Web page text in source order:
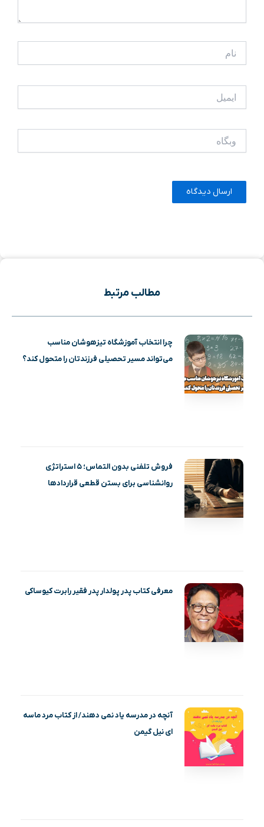
مطالب مرتبط
چرا انتخاب آموزشگاه تیزهوشان مناسب
می‌تواند مسیر تحصیلی فرزندتان را متحول کند؟
فروش تلفنی بدون التماس؛ ۵ استراتژی
روانشناسی برای بستن قطعی قراردادها
معرفی کتاب پدر پولدار پدر فقیر رابرت کیوساکی
آنچه در مدرسه یاد نمی دهند/ از کتاب مرد ماسه‌
ای نیل گیمن